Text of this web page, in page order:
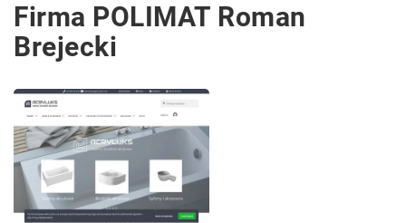
Firma POLIMAT Roman
Brejecki